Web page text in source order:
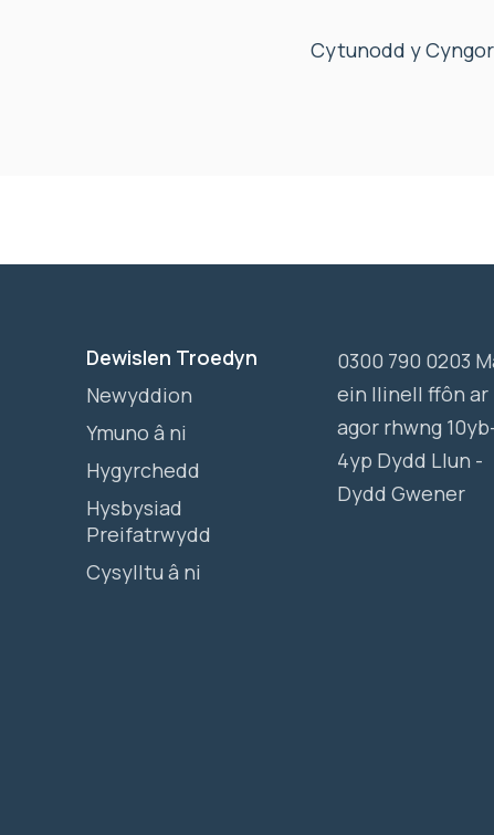
Cytunodd y
Dewislen Troedyn
Newyddion
Ymuno â ni
Hygyrchedd
Hysbysiad
Preifatrwydd
Cysylltu â ni
0300 790 0203
ein llinell ffôn ar
agor rhwng
4yp Dydd Llun -
Dydd Gwener